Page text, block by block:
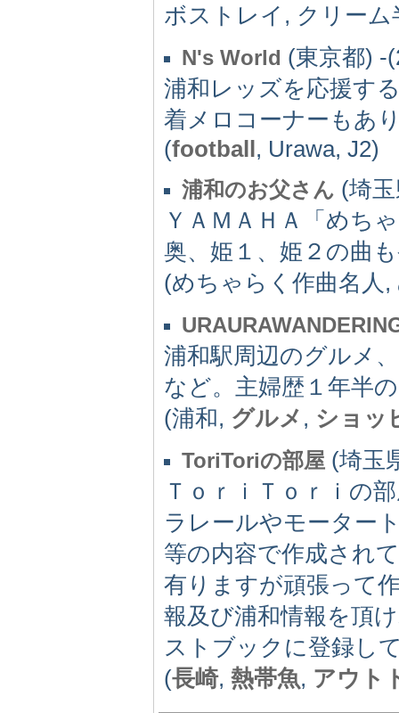
ボストレイ, クリー
N's World (東京都) -
浦和レッズを応援す
着メロコーナーもあ
(football, Urawa, J2)
浦和のお父さん (埼
ＹＡＭＡＨＡ「めち
奥、姫１、姫２の曲
(めちゃらく作曲名
浦和駅周辺のグルメ
など。主婦歴１年半
(浦和, グルメ , ショッ
ToriToriの部屋 (埼玉
ＴｏｒｉＴｏｒｉの
ラレールやモーター
等の内容で作成され
有りますが頑張って
報及び浦和情報を頂
ストブックに登録し
(長崎, 熱帯魚, アウト